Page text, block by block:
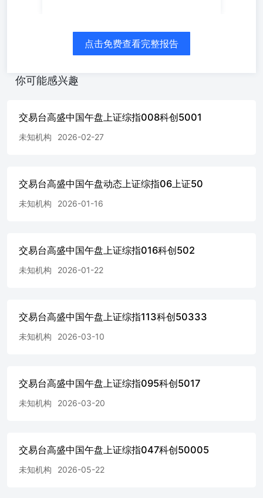
点击免费查看完整报告
你可能感兴趣
交易台高盛中国午盘上证综指008科创5001
未知机构 2026-02-27
交易台高盛中国午盘动态上证综指06上证50
未知机构 2026-01-16
交易台高盛中国午盘上证综指016科创502
未知机构 2026-01-22
交易台高盛中国午盘上证综指113科创50333
未知机构 2026-03-10
交易台高盛中国午盘上证综指095科创5017
未知机构 2026-03-20
交易台高盛中国午盘上证综指047科创50005
未知机构 2026-05-22